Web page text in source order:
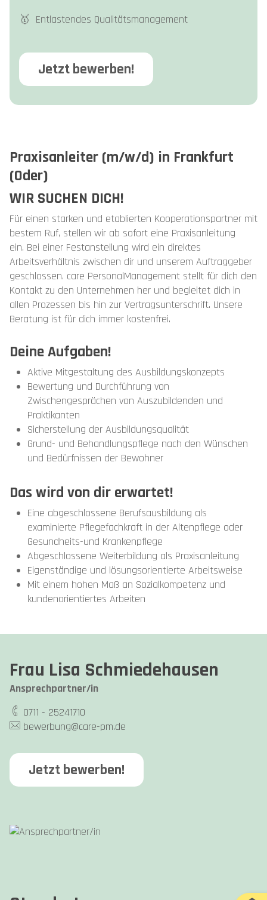
🥇 Entlastendes Qualitätsmanagement
Jetzt bewerben!
Praxisanleiter (m/w/d) in Frankfurt
(Oder)
WIR SUCHEN DICH!
Für einen starken und etablierten Kooperationspartner mit
bestem Ruf, stellen wir ab sofort eine Praxisanleitung
ein. Bei einer Festanstellung wird ein direktes
Arbeitsverhältnis zwischen dir und unserem Auftraggeber
geschlossen. care PersonalManagement stellt für dich den
Kontakt zu den Unternehmen her und begleitet dich in
allen Prozessen bis hin zur Vertragsunterschrift. Unsere
Beratung ist für dich immer kostenfrei.
Deine Aufgaben!
Aktive Mitgestaltung des Ausbildungskonzepts
Bewertung und Durchführung von
Zwischengesprächen von Auszubildenden und
Praktikanten
Sicherstellung der Ausbildungsqualität
Grund- und Behandlungspflege nach den Wünschen
und Bedürfnissen der Bewohner
Das wird von dir erwartet!
Eine abgeschlossene Berufsausbildung als
examinierte Pflegefachkraft in der Altenpflege oder
Gesundheits-und Krankenpflege
Abgeschlossene Weiterbildung als Praxisanleitung
Eigenständige und lösungsorientierte Arbeitsweise
Mit einem hohen Maß an Sozialkompetenz und
kundenorientiertes Arbeiten
Frau Lisa Schmiedehausen
Ansprechpartner/in
0711 - 25241710
bewerbung@care-pm.de
Jetzt bewerben!